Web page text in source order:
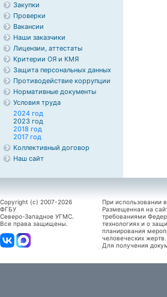
Закупки
Проверки
Вакансии
Наши заказчики
Лицензии, аттестаты
Критерии ОЯ и КМЯ
Защита персональных данных
Противодействие коррупции
Нормативные документы
Условия труда
2024 год
2023 год
2018 год
2017 год
Коллективный договор
Наш сайт
Copyright (c) 2007-2026
ФГБУ
Северо-Западное УГМС.
Все права защищены.
При использовании
Размещенная на
требованиями
технологиях и о
планирования
человеческих жертв.
Для получения